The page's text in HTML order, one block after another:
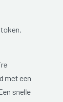
met een
snelle